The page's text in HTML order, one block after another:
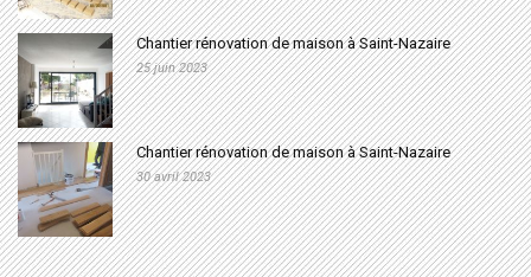
Chantier rénovation de maison à Saint-Nazaire
25 juin 2023
Chantier rénovation de maison à Saint-Nazaire
30 avril 2023